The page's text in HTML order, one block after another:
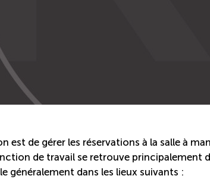
de gérer les réservations à la salle à
de travail se retrouve principalement
généralement dans les lieux suivants :